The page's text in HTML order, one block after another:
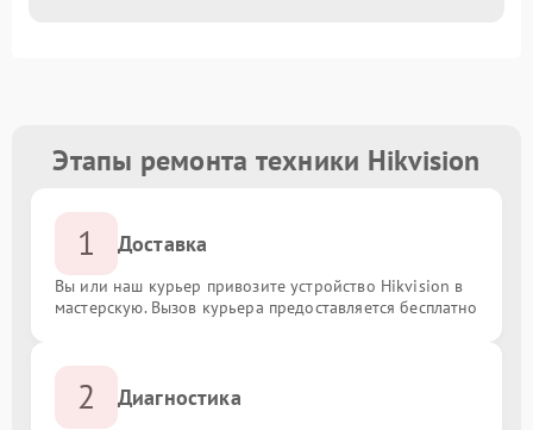
Этапы ремонта техники Hikvision
1 Доставка
Вы или наш курьер привозите устройство Hikvision в
мастерскую. Вызов курьера предоставляется бесплатно
2 Диагностика